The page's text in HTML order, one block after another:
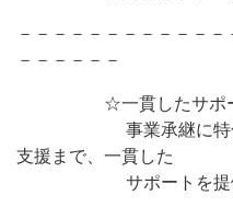
－－－－－－－－－－－
－－－－－－
☆一貫したサポ
事業承継に特化し
支援まで、一貫した
サポートを提供し